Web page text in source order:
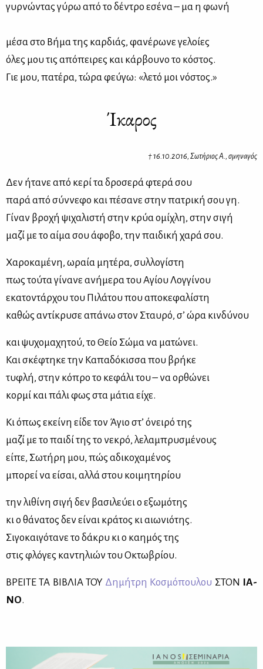
γυρ­νώ­ντας γύ­ρω από το δέ­ντρο εσέ­να – μα η φω­νή
μέ­σα στο Βή­μα της καρ­διάς, φα­νέ­ρω­νε γε­λοί­ες
όλες μου τις από­πει­ρες και κάρ­βου­νο το κό­στος.
Γιε μου, πα­τέ­ρα, τώ­ρα φεύ­γω: «ὤλε­τό μοι νό­στος.»
Ίκαρος
† 16.10.2016, Σω­τή­ριος Α., σμη­να­γός
Δεν ήτα­νε από κε­ρί τα δρο­σε­ρά φτε­ρά σου
πα­ρά από σύν­νε­φο και πέ­σα­νε στην πα­τρι­κή σου γη.
Γί­ναν βρο­χή ψι­χα­λι­στή στην κρύα ομί­χλη, στην σι­γή
μα­ζί με το αί­μα σου άφο­βο, την παι­δι­κή χα­ρά σου.
Χα­ρο­κα­μέ­νη, ωραία μη­τέ­ρα, συλ­λο­γί­στη
πως τού­τα γί­να­νε ανή­με­ρα του Αγί­ου Λογ­γί­νου
εκα­το­ντάρ­χου του Πι­λά­του που απο­κε­φα­λί­στη
κα­θώς αντί­κρυ­σε απά­νω στον Σταυ­ρό, σ’ ώρα κιν­δύ­νου
και ψυ­χο­μα­χη­τού, το Θείο Σώ­μα να μα­τώ­νει.
Και σκέ­φτη­κε την Κα­πα­δό­κισ­σα που βρή­κε
τυ­φλή, στην κό­προ το κε­φά­λι του – να ορ­θώ­νει
κορ­μί και πά­λι φως στα μά­τια εί­χε.
Κι όπως εκεί­νη εί­δε τον Άγιο στ’ όνει­ρό της
μα­ζί με το παι­δί της το νε­κρό, λε­λα­μπρυ­σμέ­νους
εί­πε, Σω­τή­ρη μου, πώς αδι­κο­χα­μέ­νος
μπο­ρεί να εί­σαι, αλ­λά στου κοι­μη­τη­ρί­ου
την λι­θί­νη σι­γή δεν βα­σι­λεύ­ει ο εξω­μό­της
κι ο θά­να­τος δεν εί­ναι κρά­τος κι αιω­νιό­της.
Σι­γο­και­γό­τα­νε το δά­κρυ κι ο καη­μός της
στις φλό­γες κα­ντη­λιών του Οκτω­βρί­ου.
ΒΡΕΙ­ΤΕ ΤΑ ΒΙ­ΒΛΙΑ ΤΟΥ Δη­μή­τρη Κο­σμό­που­λου ΣΤΟΝ ΙΑ­
ΝΟ.